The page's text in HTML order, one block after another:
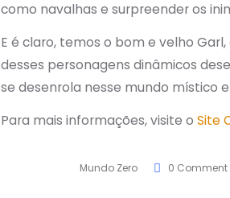
como navalhas e surpreender os
E é claro, temos o bom e velho
desses personagens dinâmicos
se desenrola nesse mundo místico
Para mais informações, visite o Site
Mundo Zero 0 Comment